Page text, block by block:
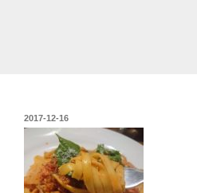
投
稿
2017-12-16